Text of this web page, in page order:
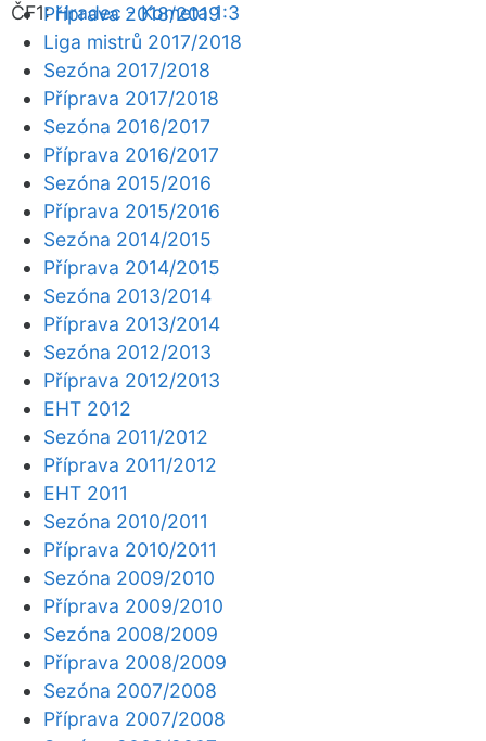
ČF1:Hradec - Kometa 1:3
Příprava 2018/2019
Liga mistrů 2017/2018
Sezóna 2017/2018
Příprava 2017/2018
Sezóna 2016/2017
Příprava 2016/2017
Sezóna 2015/2016
Příprava 2015/2016
Sezóna 2014/2015
Příprava 2014/2015
Sezóna 2013/2014
Příprava 2013/2014
Sezóna 2012/2013
Příprava 2012/2013
EHT 2012
Sezóna 2011/2012
Příprava 2011/2012
EHT 2011
Sezóna 2010/2011
Příprava 2010/2011
Sezóna 2009/2010
Příprava 2009/2010
Sezóna 2008/2009
Příprava 2008/2009
Sezóna 2007/2008
Příprava 2007/2008